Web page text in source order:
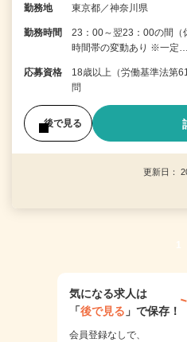
勤務地 東京都／神奈川県
勤務時間
23：00～翌23：00の間（
時間帯の変動あり ※一定…
応募資格
18歳以上（労働基準法第
問
後で見る
更新日：
1
気になる求人は
「後で見る 」で保存！
会員登録なしで、